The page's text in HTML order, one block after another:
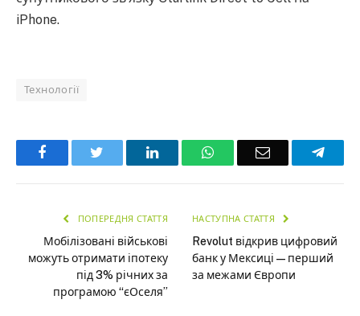
iPhone.
Технології
Facebook LinkedInWhatsAppEmail
ПОПЕРЕДНЯ СТАТТЯ
Мобілізовані військові
можуть отримати іпотеку
під 3% річних за
програмою “єОселя”
НАСТУПНА СТАТТЯ
Revolut відкрив цифровий
банк у Мексиці — перший
за межами Європи